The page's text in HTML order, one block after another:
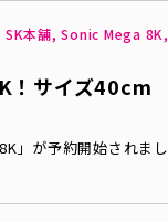
SK本舗, Sonic Mega 8K,
！サイズ40cm
」が予約開始されまし